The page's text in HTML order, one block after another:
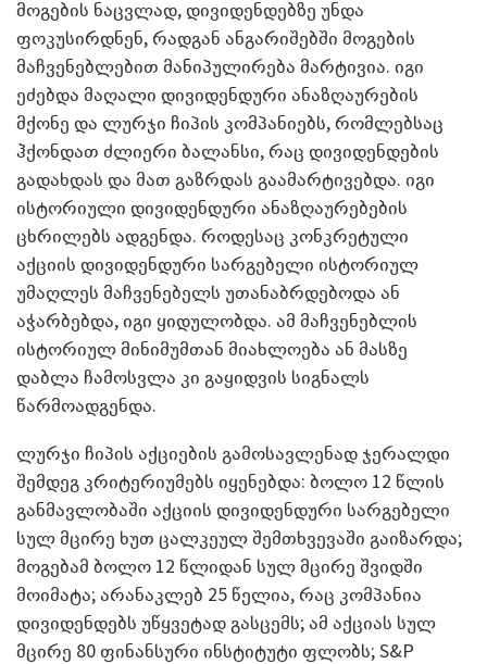
მოგების ნაცვლად, დივიდენდებზე უნდა
ფოკუსირდნენ, რადგან ანგარიშებში მოგების
მაჩვენებლებით მანიპულირება მარტივია. იგი
ეძებდა მაღალი დივიდენდური ანაზღაურების
მქონე და ლურჯი ჩიპის კომპანიებს, რომლებსაც
ჰქონდათ ძლიერი ბალანსი, რაც დივიდენდების
გადახდას და მათ გაზრდას გაამარტივებდა. იგი
ისტორიული დივიდენდური ანაზღაურებების
ცხრილებს ადგენდა. როდესაც კონკრეტული
აქციის დივიდენდური სარგებელი ისტორიულ
უმაღლეს მაჩვენებელს უთანაბრდებოდა ან
აჭარბებდა, იგი ყიდულობდა. ამ მაჩვენებლის
ისტორიულ მინიმუმთან მიახლოება ან მასზე
დაბლა ჩამოსვლა კი გაყიდვის სიგნალს
წარმოადგენდა.
ლურჯი ჩიპის აქციების გამოსავლენად ჯერალდი
შემდეგ კრიტერიუმებს იყენებდა: ბოლო 12 წლის
განმავლობაში აქციის დივიდენდური სარგებელი
სულ მცირე ხუთ ცალკეულ შემთხვევაში გაიზარდა;
მოგებამ ბოლო 12 წლიდან სულ მცირე შვიდში
მოიმატა; არანაკლებ 25 წელია, რაც კომპანია
დივიდენდებს უწყვეტად გასცემს; ამ აქციას სულ
მცირე 80 ფინანსური ინსტიტუტი ფლობს; S&P